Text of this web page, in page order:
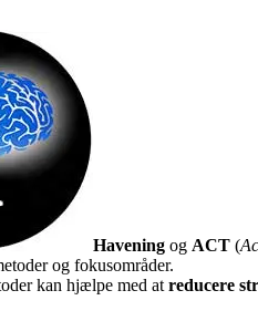
Havening og ACT (
og fokusområder.
kan hjælpe med at reducere